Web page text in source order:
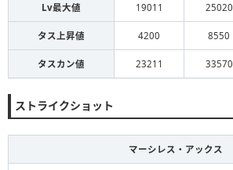
Lv最大値 19011 25020
タス上昇値 4200 8550
タスカン値 23211 33570
ストライクショット
マーシレス・アックス